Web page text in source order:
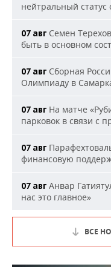
нейтральный статус
07 авг Семен
быть в основном
07 авг Сборная
Олимпиаду в
07 авг На матче
парковок в связи с
07 авг
финансовую
07 авг Анвар
нас это главное»
ВСЕ